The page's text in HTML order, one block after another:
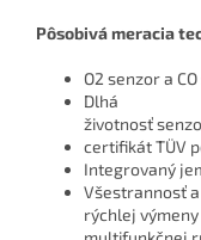
Pôsobivá meracia
O2 senzor a
Dlhá
životnosť
certifikát TÜV
Integrovaný
Všestrannosť
rýchlej